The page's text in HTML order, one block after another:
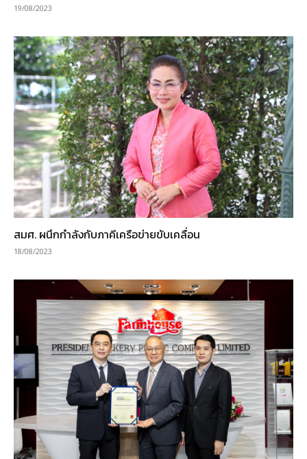
19/08/2023
สมศ. ผนึกกำลังกับภาคีเครือข่ายขับเคลื่อน
18/08/2023